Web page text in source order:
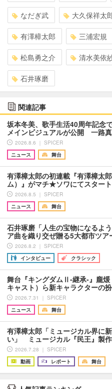
なだぎ武 大久保祥太
有澤樟太郎 三浦宏規
松島勇之介 清水美依
石井琢磨
関連記事
坂本冬美、歌手生活40周年記念
メインビジュアルが公開 一路
2026.8.6 ｜ SPICER
ニュース
舞台
有澤樟太郎の初連載『有澤樟太
ム）』がマチ★ソワにてスター
2026.8.5 ｜ SPICER
ニュース
舞台
石井琢磨「人生の宝物になるよ
ア曲を織り交ぜ贈る5大都市ツ
2026.8.2 ｜ SPICER
インタビュー
クラシック
舞台『キングダムⅡ-継承-』龐
キャスト）ら新キャラクターの
2026.7.31 ｜ SPICER
ニュース
舞台
有澤樟太郎「ミュージカル界に
い」 ミュージカル『民王』製
2026.7.28 ｜ SPICER
動画
レポート 舞台